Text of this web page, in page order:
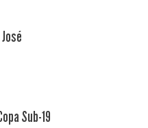
Sub-19